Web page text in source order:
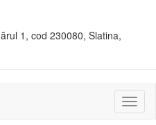
1, cod 230080, Slatina,
sau